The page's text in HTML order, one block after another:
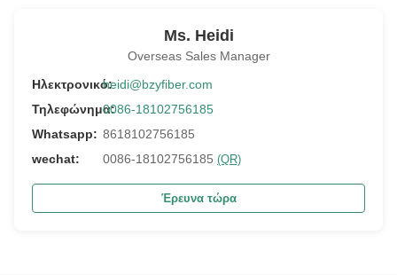
Ms. Heidi
Overseas Sales Manager
Ηλεκτρονικό:heidi@bzyfiber.com
Τηλεφώνημα:0086-18102756185
Whatsapp: 8618102756185
wechat:
0086-18102756185 (QR)
Έρευνα τώρα